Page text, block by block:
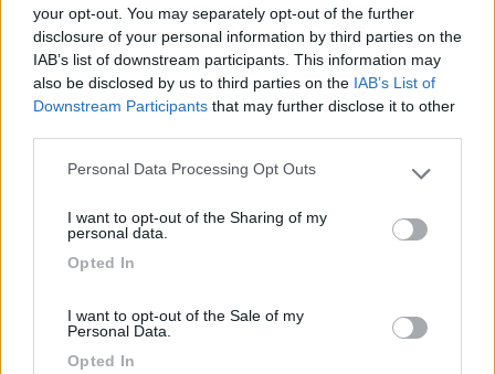
your opt-out. You may separately opt-out of the further
disclosure of your personal information by third parties on the
IAB’s list of downstream participants. This information may
also be disclosed by us to third parties on the IAB’s List of
Downstream Participants that may further disclose it to other
Please note that this website/app uses one or more Google
not limited to your visit or usage behaviour. You may click to
grant or deny consent to Google and its third-party tags to
use your data for below specified purposes in below Google
Personal Data Processing Opt Outs
I want to opt-out of the Sharing of my
personal data.
Opted In
I want to opt-out of the Sale of my
Personal Data.
Opted In
Se non riesci a ripararlo a martellate deve trattarsi di un guasto
elettrico.
Roberto
maverixk70
309
Buona sera scusate se chiedo ma leggo che quasi tutti sul daily
mettono urania ma e per prezzo o perché? ce qualcuno che usa
altro tipo olio motore da consigliarmi? ne sto leggendo di
caratteristica....... uff metto quello di semi vari? hihihi scherzo
ce qualcuno che usa altri olii motore oltre a urania? grazie delle
risposte.